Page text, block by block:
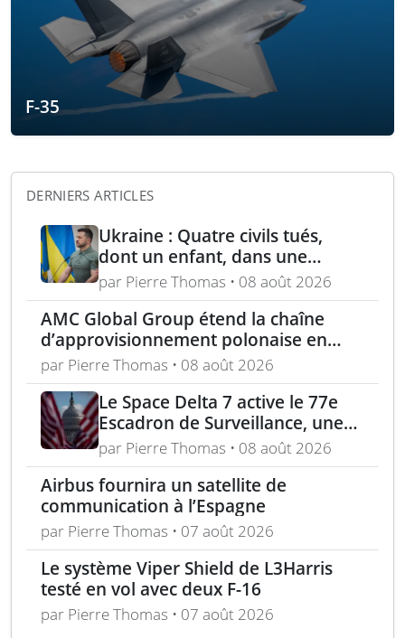
F-35
DERNIERS ARTICLES
Ukraine : Quatre civils tués,
dont un enfant, dans une
attaque russe par missile
balistique sur Kiev – Deux
raffineries russes visées par
l’Ukraine
par Pierre Thomas • 08 août 2026
AMC Global Group étend la chaîne
d’approvisionnement polonaise en
munitions de 155 mm
par Pierre Thomas • 08 août 2026
Le Space Delta 7 active le 77e
Escadron de Surveillance, une
nouvelle ère du suivi de cibles
spatiales
par Pierre Thomas • 08 août 2026
Airbus fournira un satellite de
communication à l’Espagne
par Pierre Thomas • 07 août 2026
Le système Viper Shield de L3Harris
testé en vol avec deux F-16
par Pierre Thomas • 07 août 2026